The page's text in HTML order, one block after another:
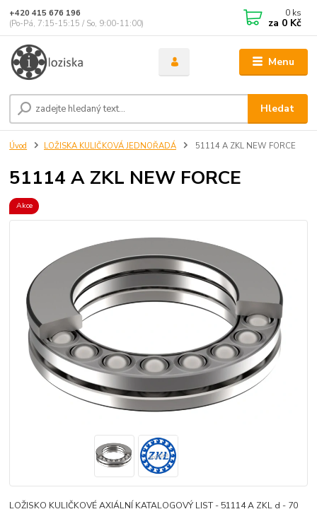
Menu
Hledat
+420 415 676 196
(Po-Pá, 7:15-15:15 / So, 9:00-11:00)
0 ks
za 0 Kč
Úvod LOŽISKA KULIČKOVÁ JEDNOŘADÁ 51114 A ZKL NEW FORCE
51114 A ZKL NEW FORCE
Akce
LOŽISKO KULIČKOVÉ AXIÁLNÍ KATALOGOVÝ LIST - 51114 A ZKL d - 70